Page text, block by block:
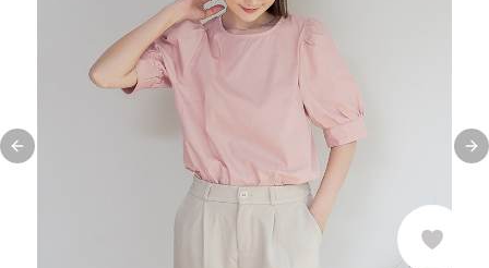
Previous slide